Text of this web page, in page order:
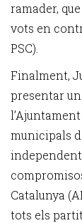
ramader,
vots en
PSC).
Finalment,
presentar
municipals
Catalunya
tots els